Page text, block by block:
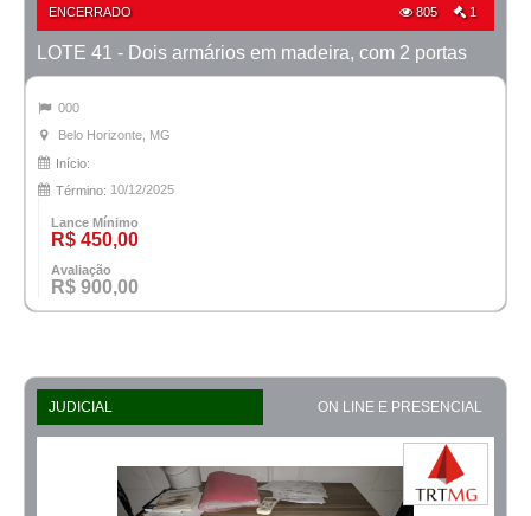
ENCERRADO 805 1
LOTE 41 - Dois armários em madeira, com 2 portas
000
Belo Horizonte, MG
Início:
Término: 10/12/2025
Lance Mínimo
R$ 450,00
Avaliação
R$ 900,00
JUDICIAL ON LINE E PRESENCIAL